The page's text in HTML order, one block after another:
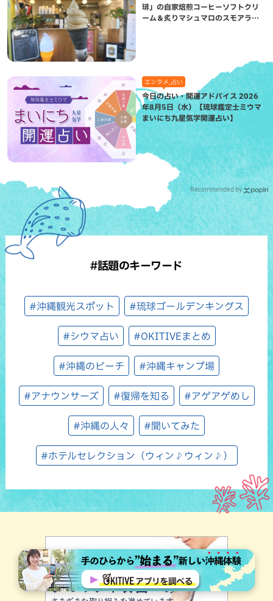
琲」の自家焙煎コーヒーソフトクリ
ーム＆炙りマシュマロのスモアラテ
エンタメ,占い
今日の占い・開運アドバイス 2026
年8月5日（水）【琉球鑑定士ミウマ
まいにち九星気学開運占い】
Recommended by
#話題のキーワード
#沖縄観光スポット #琉球ゴールデンキングス
#シウマ占い #OKITIVEまとめ
#沖縄のビーチ #沖縄キャンプ場
#アナウンサーズ #復帰を知る #アゲアゲめし
#沖縄の人々 #聞いてみた
#ホテルセレクション（ウィン♪ウィン♪）